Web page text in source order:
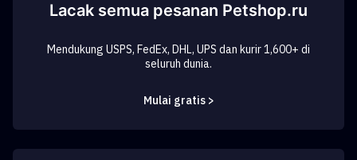
Lacak semua pesanan Petshop.ru
Mendukung USPS, FedEx, DHL, UPS dan kurir 1,600+ di
seluruh dunia.
Mulai gratis >